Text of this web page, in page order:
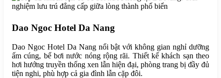
Dao Ngoc Hotel Da Nang
Dao Ngoc Hotel Da Nang nổi bật với không gian nghỉ dưỡng
ấm cúng, bể bơi nước nóng rộng rãi. Thiết kế khách sạn theo
hơi hướng truyền thống xen lẫn hiện đại, phòng trang bị đầy đủ
tiện nghi, phù hợp cả gia đình lẫn cặp đôi.